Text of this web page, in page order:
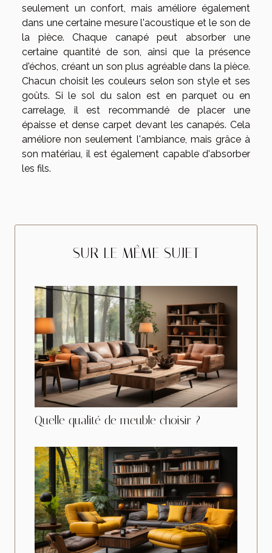
seulement un confort, mais améliore également
dans une certaine mesure l'acoustique et le son de
la pièce. Chaque canapé peut absorber une
certaine quantité de son, ainsi que la présence
d'échos, créant un son plus agréable dans la pièce.
Chacun choisit les couleurs selon son style et ses
goûts. Si le sol du salon est en parquet ou en
carrelage, il est recommandé de placer une
épaisse et dense carpet devant les canapés. Cela
améliore non seulement l'ambiance, mais grâce à
son matériau, il est également capable d'absorber
les fils.
SUR LE MÊME SUJET
Quelle qualité de meuble choisir ?